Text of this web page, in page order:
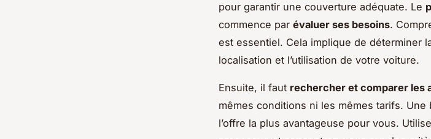
pour garantir une couverture adéquate. Le
commence par évaluer ses besoins.
est essentiel. Cela implique de déterminer
localisation et l’utilisation de votre voiture.
Ensuite, il faut rechercher et comparer les
mêmes conditions ni les mêmes tarifs.
l’offre la plus avantageuse pour vous.